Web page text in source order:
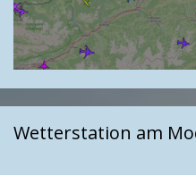
Wetterstation am